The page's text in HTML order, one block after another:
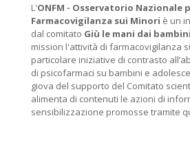
L'ONFM - Osservatorio Nazionale
Farmacovigilanza sui Minori è un
dal comitato Giù le mani dai
mission l'attività di farmacovigilanza
particolare iniziative di contrasto
di psicofarmaci su bambini e
giova del supporto del Comitato
alimenta di contenuti le azioni di
sensibilizzazione promosse tramite